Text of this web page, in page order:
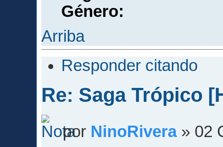
Género:
Arriba
Responder citando
Re: Saga Trópico
por NinoRivera» 02